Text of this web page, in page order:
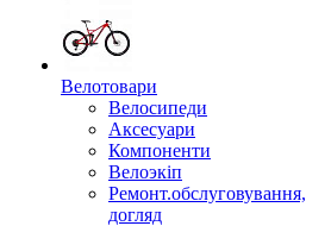
Велотовари
Велосипеди
Аксесуари
Компоненти
Велоэкіп
Ремонт.обслуговування,
догляд